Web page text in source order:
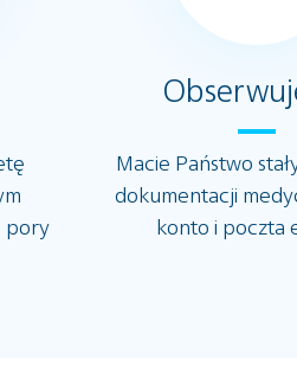
pory
Macie Państwo
dokumentacji
konto i poczta